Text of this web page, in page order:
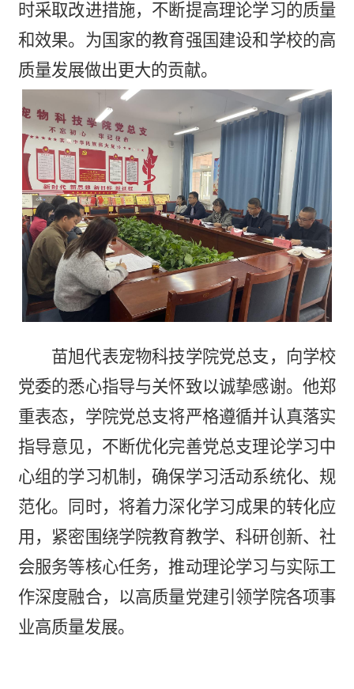
时采取改进措施，不断提高理论学习的质量
和效果。为国家的教育强国建设和学校的高
质量发展做出更大的贡献。
苗旭代表宠物科技学院党总支，向学校
党委的悉心指导与关怀致以诚挚感谢。他郑
重表态，学院党总支将严格遵循并认真落实
指导意见，不断优化完善党总支理论学习中
心组的学习机制，确保学习活动系统化、规
范化。同时，将着力深化学习成果的转化应
用，紧密围绕学院教育教学、科研创新、社
会服务等核心任务，推动理论学习与实际工
作深度融合，以高质量党建引领学院各项事
业高质量发展。